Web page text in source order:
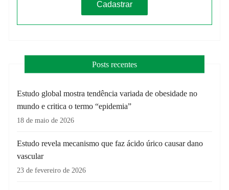
Posts recentes
Estudo global mostra tendência variada de obesidade no
mundo e critica o termo “epidemia”
18 de maio de 2026
Estudo revela mecanismo que faz ácido úrico causar dano
vascular
23 de fevereiro de 2026